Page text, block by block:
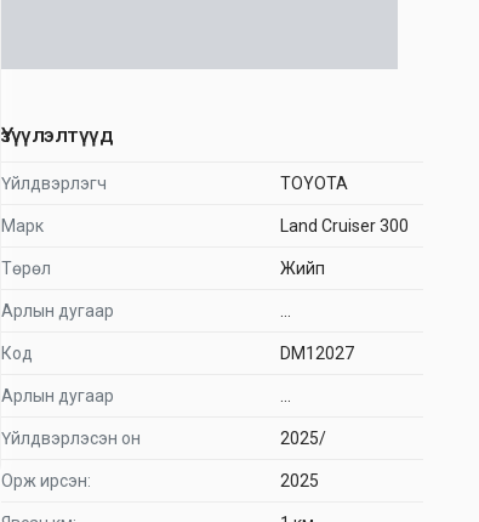
Үзүүлэлтүүд
Үйлдвэрлэгч TOYOTA
Марк Land Cruiser 300
Төрөл Жийп
Арлын дугаар
Код DM12027
Арлын дугаар
Үйлдвэрлэсэн он 2025/
Орж ирсэн: 2025